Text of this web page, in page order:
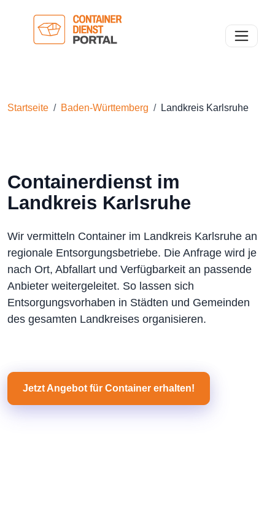
Toggle
Startseite Baden-Württemberg Landkreis Karlsruhe
Containerdienst im
Landkreis Karlsruhe
Wir vermitteln Container im Landkreis Karlsruhe an
regionale Entsorgungsbetriebe. Die Anfrage wird je
nach Ort, Abfallart und Verfügbarkeit an passende
Anbieter weitergeleitet. So lassen sich
Entsorgungsvorhaben in Städten und Gemeinden
des gesamten Landkreises organisieren.
Jetzt Angebot für Container erhalten!